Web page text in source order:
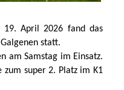
19. April 2026 fand das
statt.
am Samstag im Einsatz.
super 2. Platz im K1